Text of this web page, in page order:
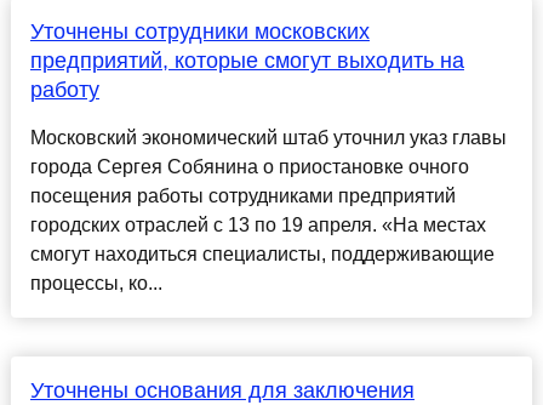
Уточнены сотрудники московских
предприятий, которые смогут выходить на
работу
Московский экономический штаб уточнил указ главы
города Сергея Собянина о приостановке очного
посещения работы сотрудниками предприятий
городских отраслей с 13 по 19 апреля. «На местах
смогут находиться специалисты, поддерживающие
процессы, ко...
Уточнены основания для заключения